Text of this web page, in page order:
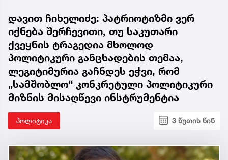
დავით ჩიხელიძე: პატრიოტიზმი ვერ
იქნება შერჩევითი, თუ საკუთარი
ქვეყნის ტრაგედია მხოლოდ
პოლიტიკური განცხადების თემაა,
ლეგიტიმურია გაჩნდეს ეჭვი, რომ
„სამშობლო“ კონკრეტული პოლიტიკური
მიზნის მისაღწევი ინსტრუმენტია
პოლიტიკა 3 წუთის წინ